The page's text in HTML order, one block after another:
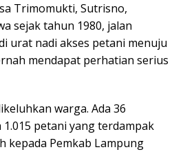
Trimomukti, Sutrisno,
sejak tahun 1980, jalan
urat nadi akses petani menuju
mendapat perhatian serius
warga. Ada 36
petani yang terdampak
kepada Pemkab Lampung